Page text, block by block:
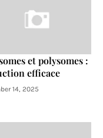
et polysomes :
efficace
14, 2025